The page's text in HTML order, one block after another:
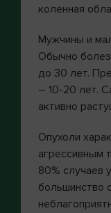
коленная
Мужчины и
Обычно
до 30 лет.
– 10-20 лет.
активно
Опухоли
агрессивным
80% случаев
большинство